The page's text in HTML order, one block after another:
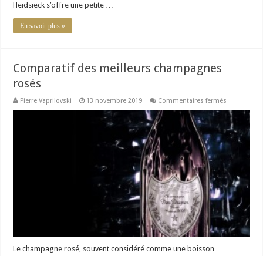
Heidsieck s’offre une petite …
En savoir plus »
Comparatif des meilleurs champagnes
rosés
Pierre Vaprilovski 13 novembre 2019 Commentaires fermés
des
meilleurs
rosés
Le champagne rosé, souvent considéré comme une boisson